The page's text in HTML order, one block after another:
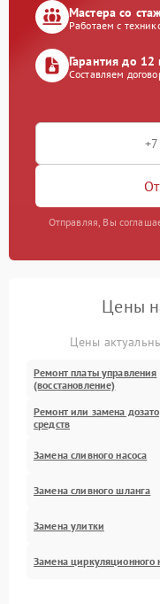
Мастера со
Работаем с
Гарантия до 12
Составляем
Отправляя, Вы
Цены
Цены
Ремонт платы управления
(восстановление)
Ремонт или замена
средств
Замена сливного насоса
Замена сливного шланга
Замена улитки
Замена циркуляционного